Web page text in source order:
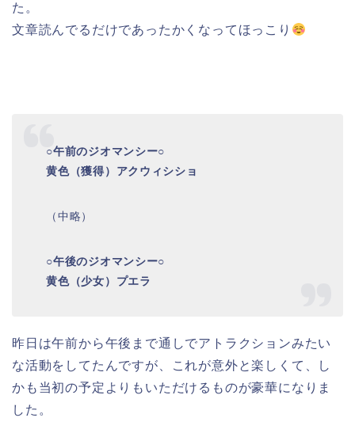
た。
文章読んでるだけであったかくなってほっこり
○午前のジオマンシー○
黄色（獲得）アクウィシショ
（中略）
○午後のジオマンシー○
黄色（少女）プエラ
昨日は午前から午後まで通しでアトラクションみたい
な活動をしてたんですが、これが意外と楽しくて、し
かも当初の予定よりもいただけるものが豪華になりま
した。